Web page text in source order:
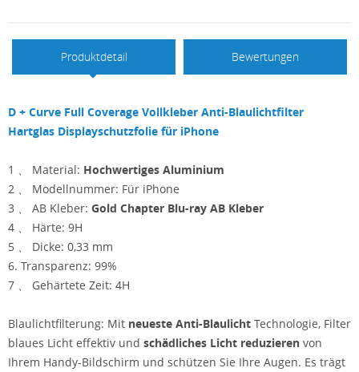
Produktdetail Bewertungen
D + Curve Full Coverage Vollkleber Anti-Blaulichtfilter
Hartglas Displayschutzfolie für iPhone
1 、 Material: Hochwertiges Aluminium
2 、 Modellnummer: Für iPhone
3 、 AB Kleber: Gold Chapter Blu-ray AB Kleber
4 、 Härte: 9H
5 、 Dicke: 0,33 mm
6. Transparenz: 99%
7 、 Gehärtete Zeit: 4H
Blaulichtfilterung: Mit neueste Anti-Blaulicht Technologie, Filter
blaues Licht effektiv und schädliches Licht reduzieren von
Ihrem Handy-Bildschirm und schützen Sie Ihre Augen. Es trägt